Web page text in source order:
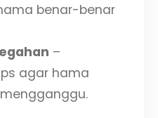
benar-benar
–
agar hama